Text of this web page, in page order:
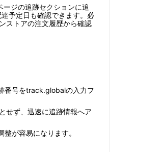
ジの追跡セクションに追
予定日も確認できます。必
ストアの注文履歴から確認
番号をtrack.globalの入力フ
せず、迅速に追跡情報へア
が容易になります。